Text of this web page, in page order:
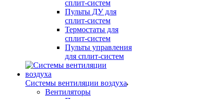
сплит-систем
Пульты ДУ для
сплит-систем
Термостаты для
сплит-систем
Пульты управления
для сплит-систем
Системы вентиляции воздуха
Вентиляторы